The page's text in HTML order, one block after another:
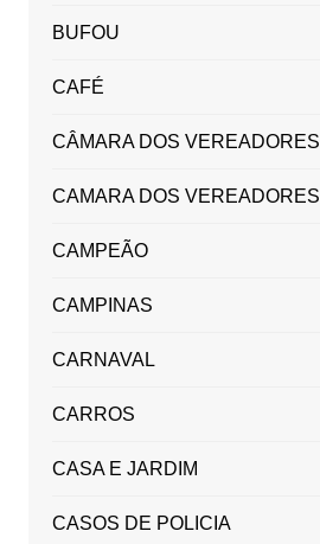
BUFOU
CAFÉ
CÂMARA DOS VEREADORES
CAMARA DOS VEREADORES
CAMPEÃO
CAMPINAS
CARNAVAL
CARROS
CASA E JARDIM
CASOS DE POLICIA